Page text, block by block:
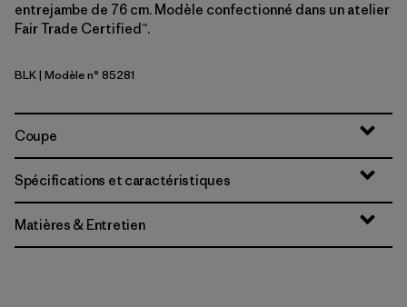
entrejambe de 76 cm. Modèle confectionné dans un atelier
Fair Trade Certified™.
Black
BLK| Modèle n° 85281
Coupe
Spécifications et caractéristiques
Matières & Entretien